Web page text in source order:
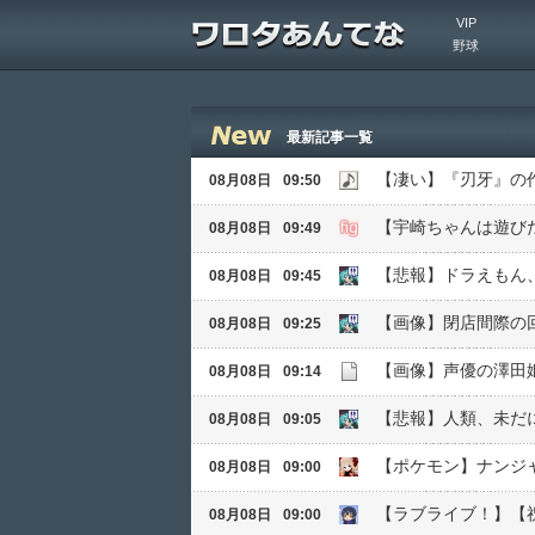
VIP
野球
最新記事一覧
08月08日 09:50 【凄い】『刃牙』
08月08日 09:49
08月08日 09:45 【悲報】ドラえも
08月08日 09:25 【画像】閉店間際
08月08日 09:14 【画像】声優の澤
08月08日 09:05 【悲報】人類、未
08月08日 09:00 【ポケモン】ナン
08月08日 09:00 【ラブライブ！】